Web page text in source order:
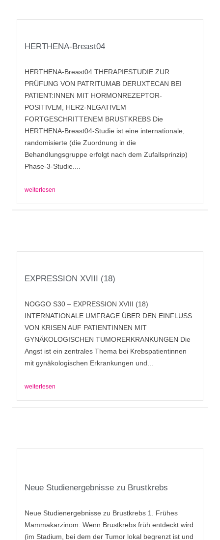
HERTHENA-Breast04
HERTHENA-Breast04 THERAPIESTUDIE ZUR
PRÜFUNG VON PATRITUMAB DERUXTECAN BEI
PATIENT:INNEN MIT HORMONREZEPTOR-
POSITIVEM, HER2-NEGATIVEM
FORTGESCHRITTENEM BRUSTKREBS Die
HERTHENA-Breast04-Studie ist eine internationale,
randomisierte (die Zuordnung in die
Behandlungsgruppe erfolgt nach dem Zufallsprinzip)
Phase-3-Studie....
weiterlesen
EXPRESSION XVIII (18)
NOGGO S30 – EXPRESSION XVIII (18)
INTERNATIONALE UMFRAGE ÜBER DEN EINFLUSS
VON KRISEN AUF PATIENTINNEN MIT
GYNÄKOLOGISCHEN TUMORERKRANKUNGEN Die
Angst ist ein zentrales Thema bei Krebspatientinnen
mit gynäkologischen Erkrankungen und...
weiterlesen
Neue Studienergebnisse zu Brustkrebs
Neue Studienergebnisse zu Brustkrebs 1. Frühes
Mammakarzinom: Wenn Brustkrebs früh entdeckt wird
(im Stadium, bei dem der Tumor lokal begrenzt ist und